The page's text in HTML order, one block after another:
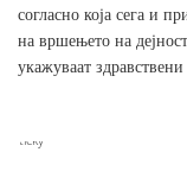
согласно која сега и
на вршењето на
укажуваат
Sticky